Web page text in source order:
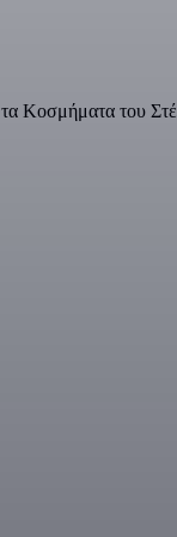
Κοσμήματα του